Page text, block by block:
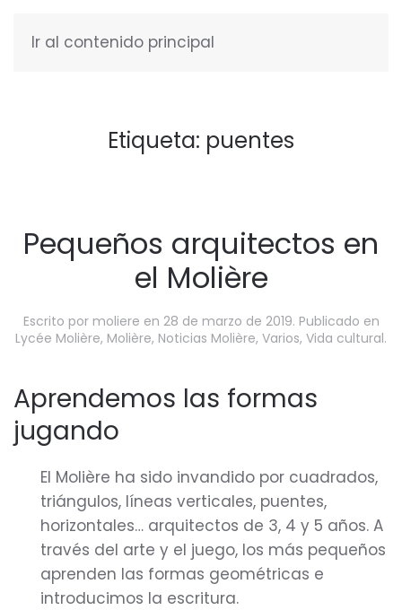
Ir al contenido principal
Etiqueta: puentes
Pequeños arquitectos en
el Molière
Escrito por moliere en 28 de marzo de 2019. Publicado en
Lycée Molière, Molière, Noticias Molière, Varios, Vida cultural.
Aprendemos las formas
jugando
El Molière ha sido invandido por cuadrados,
triángulos, líneas verticales, puentes,
horizontales… arquitectos de 3, 4 y 5 años. A
través del arte y el juego, los más pequeños
aprenden las formas geométricas e
introducimos la escritura.